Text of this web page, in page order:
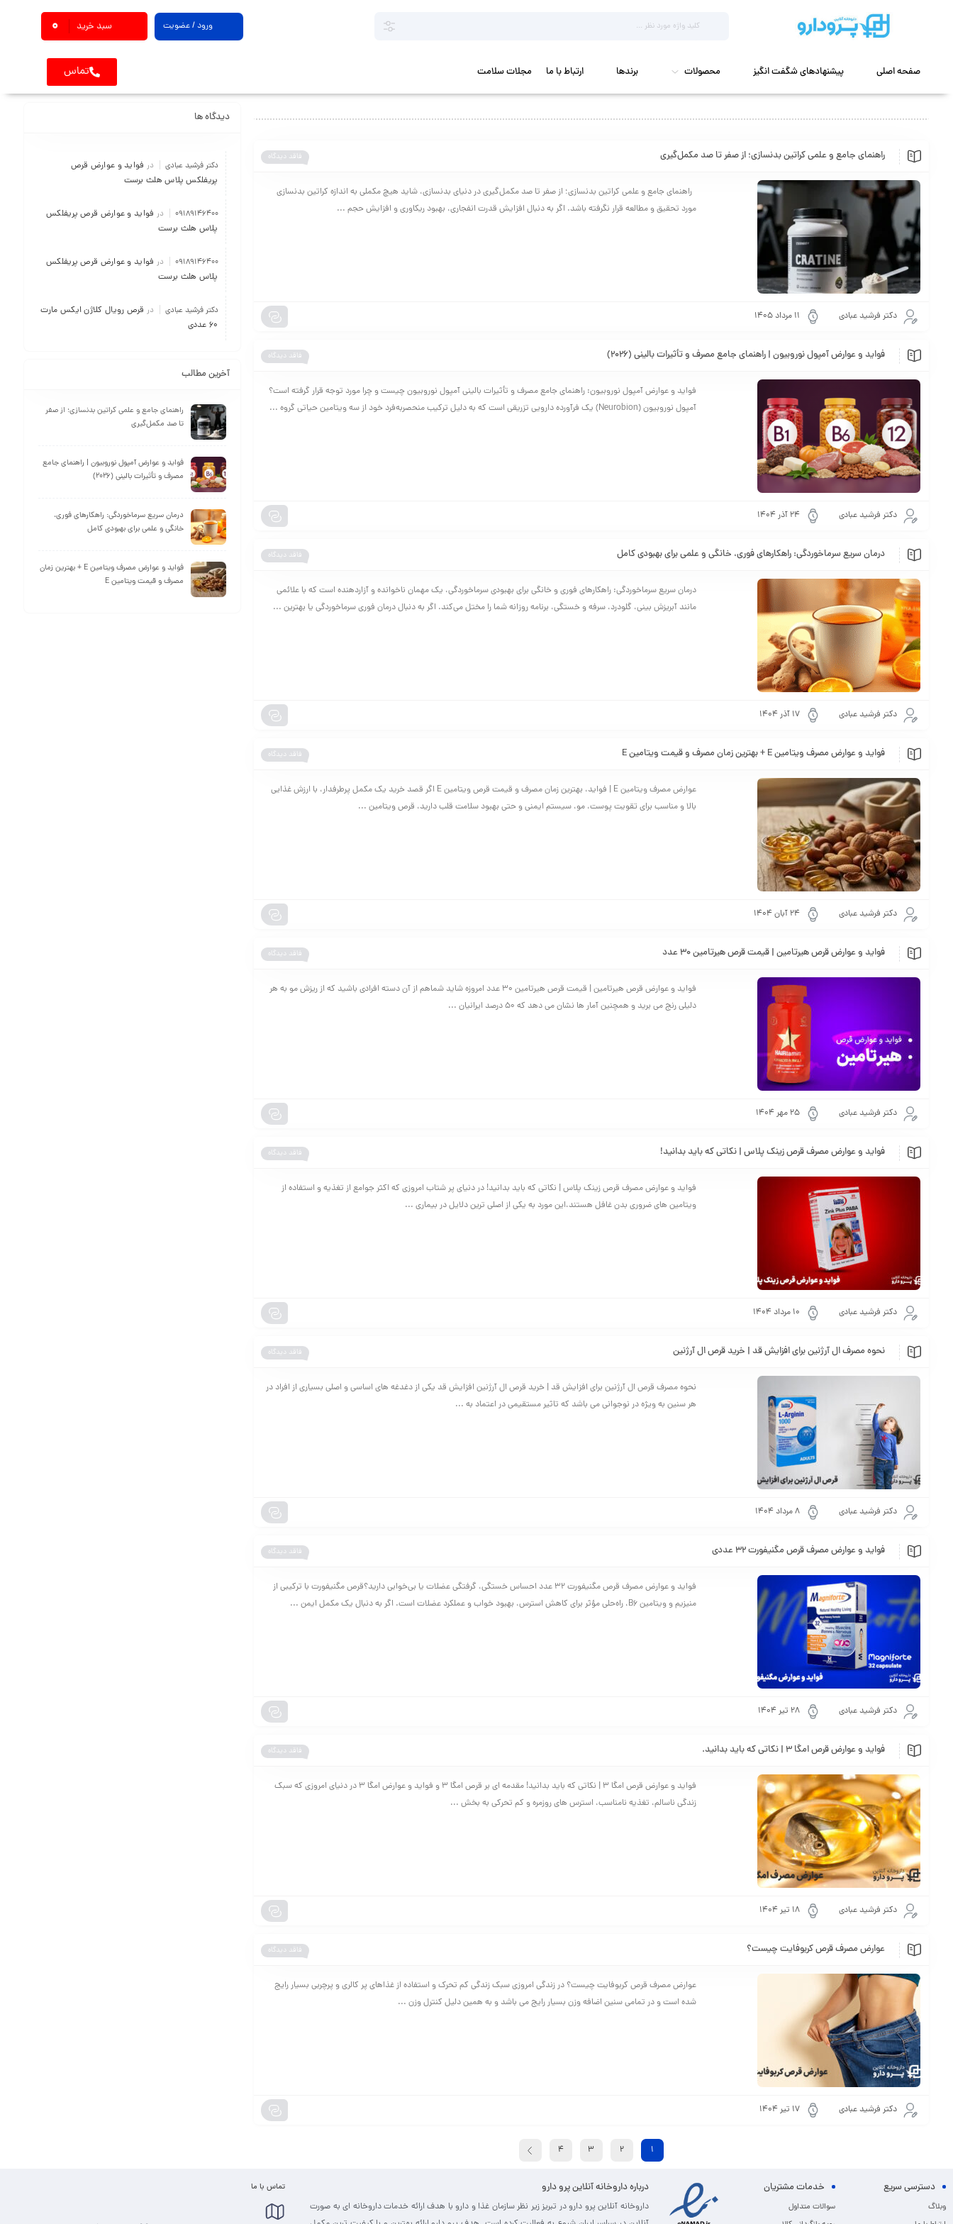
ورود / عضویت سبد خرید 0
صفحه اصلی پیشنهادهای شگفت انگیز محصولات برندها ارتباط با ما مجلات سلامت تماس
فاقد دیدگاه راهنمای جامع و علمی کراتین بدنسازی؛ از صفر تا صد مکمل‌گیری
راهنمای جامع و علمی کراتین بدنسازی؛ از صفر تا صد مکمل‌گیری در دنیای بدنسازی، شاید هیچ مکملی به اندازه کراتین بدنسازی
مورد تحقیق و مطالعه قرار نگرفته باشد. اگر به دنبال افزایش قدرت انفجاری، بهبود ریکاوری و افزایش حجم ...
دکتر فرشید عبادی 11 مرداد 1405
فاقد دیدگاه فواید و عوارض آمپول نوروبیون | راهنمای جامع مصرف و تأثیرات بالینی (2026)
فواید و عوارض آمپول نوروبیون: راهنمای جامع مصرف و تأثیرات بالینی آمپول نوروبیون چیست و چرا مورد توجه قرار گرفته است؟
آمپول نوروبیون (Neurobion) یک فرآورده دارویی تزریقی است که به دلیل ترکیب منحصربه‌فرد خود از سه ویتامین حیاتی گروه ...
دکتر فرشید عبادی 24 آذر 1404
فاقد دیدگاه درمان سریع سرماخوردگی: راهکارهای فوری، خانگی و علمی برای بهبودی کامل
درمان سریع سرماخوردگی: راهکارهای فوری و خانگی برای بهبودی سرماخوردگی، یک مهمان ناخوانده و آزاردهنده است که با علائمی
مانند آبریزش بینی، گلودرد، سرفه و خستگی، برنامه روزانه شما را مختل می‌کند. اگر به دنبال درمان فوری سرماخوردگی یا بهترین ...
دکتر فرشید عبادی 17 آذر 1404
فاقد دیدگاه فواید و عوارض مصرف ویتامین E + بهترین زمان مصرف و قیمت ویتامین E
عوارض مصرف ویتامین E | فواید، بهترین زمان مصرف و قیمت قرص ویتامین E اگر قصد خرید یک مکمل پرطرفدار، با ارزش غذایی
بالا و مناسب برای تقویت پوست، مو، سیستم ایمنی و حتی بهبود سلامت قلب دارید، قرص ویتامین ...
دکتر فرشید عبادی 24 آبان 1404
فاقد دیدگاه فواید و عوارض قرص هیرتامین | قیمت قرص هیرتامین 30 عدد
فواید و عوارض قرص هیرتامین | قیمت قرص هیرتامین 30 عدد امروزه شاید شماهم از آن دسته افرادی باشید که از ریزش مو به هر
دلیلی رنج می برید و همچنین آمار ها نشان می دهد که 50 درصد ایرانیان ...
دکتر فرشید عبادی 25 مهر 1404
فاقد دیدگاه فواید و عوارض مصرف قرص زینک پلاس | نکاتی که باید بدانید!
فواید و عوارض مصرف قرص زینک پلاس | نکاتی که باید بدانید! در دنیای پر شتاب امروزی که اکثر جوامع از تغذیه و استفاده از
ویتامین های ضروری بدن غافل هستند،این مورد به یکی از اصلی ترین دلایل در بیماری ...
دکتر فرشید عبادی 10 مرداد 1404
فاقد دیدگاه نحوه مصرف ال آرژنین برای افزایش قد | خرید قرص ال آرژنین
نحوه مصرف قرص ال آرژنین برای افزایش قد | خرید قرص ال آرژنین افزایش قد یکی از دغدغه های اساسی و اصلی بسیاری از افراد در
هر سنین به ویژه در نوجوانی می باشد که تاثیر مستقیمی در اعتماد به ...
دکتر فرشید عبادی 8 مرداد 1404
فاقد دیدگاه فواید و عوارض مصرف قرص مگنیفورت 32 عددی
فواید و عوارض مصرف قرص مگنیفورت 32 عدد احساس خستگی، گرفتگی عضلات یا بی‌خوابی دارید؟قرص مگنیفورت با ترکیبی از
منیزیم و ویتامین B6، راه‌حلی مؤثر برای کاهش استرس، بهبود خواب و عملکرد عضلات است. اگر به دنبال یک مکمل ایمن ...
دکتر فرشید عبادی 28 تیر 1404
فاقد دیدگاه فواید و عوارض قرص امگا 3 | نکاتی که باید بدانید.
فواید و عوارض قرص امگا 3 | نکاتی که باید بدانید! مقدمه ای بر قرص امگا 3 و فواید و عوارض امگا 3 در دنیای امروزی که سبک
زندگی ناسالم، تغذیه نامناسب، استرس های روزمره و کم تحرکی به بخش ...
دکتر فرشید عبادی 18 تیر 1404
فاقد دیدگاه عوارض مصرف قرص کربوفایت چیست؟
عوارض مصرف قرص کربوفایت چیست؟ در زندگی امروزی سبک زندگی کم تحرک و استفاده از غذاهای پر کالری و پرچربی بسیار رایج
شده است و در تمامی سنین اضافه وزن بسیار رایج می باشد و به همین دلیل کنترل وزن ...
دکتر فرشید عبادی 17 تیر 1404
1
2
3
4
دیدگاه ها
دکتر فرشید عبادی در فواید و عوارض قرص
پریفلکس پلاس هلث برست
09189146400 در فواید و عوارض قرص پریفلکس
پلاس هلث برست
09189146400 در فواید و عوارض قرص پریفلکس
پلاس هلث برست
دکتر فرشید عبادی در قرص رویال کلاژن ایکس مارت
60 عددی
آخرین مطالب
راهنمای جامع و علمی کراتین بدنسازی؛ از صفر
تا صد مکمل‌گیری
فواید و عوارض آمپول نوروبیون | راهنمای جامع
مصرف و تأثیرات بالینی (2026)
درمان سریع سرماخوردگی: راهکارهای فوری،
خانگی و علمی برای بهبودی کامل
فواید و عوارض مصرف ویتامین E + بهترین زمان
مصرف و قیمت ویتامین E
دسترسی سریع
وبلاگ
خدمات مشتریان
سوالات متداول
درباره داروخانه آنلاین پرو دارو
داروخانه آنلاین پرو دارو در تبریز زیر نظر سازمان غذا و دارو با هدف ارائه خدمات داروخانه ای به صورت
تماس با ما